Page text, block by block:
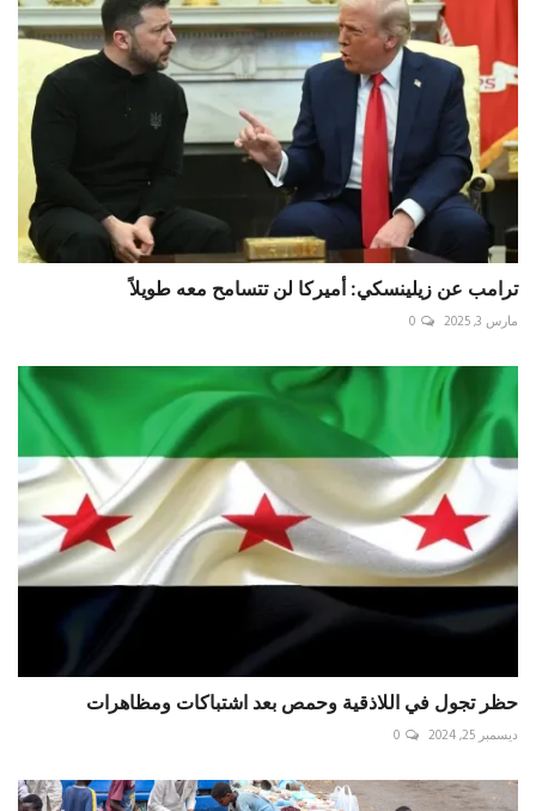
ترامب عن زيلينسكي: أميركا لن تتسامح معه طويلاً
مارس 3, 2025 0
حظر تجول في اللاذقية وحمص بعد اشتباكات ومظاهرات
ديسمبر 25, 2024 0